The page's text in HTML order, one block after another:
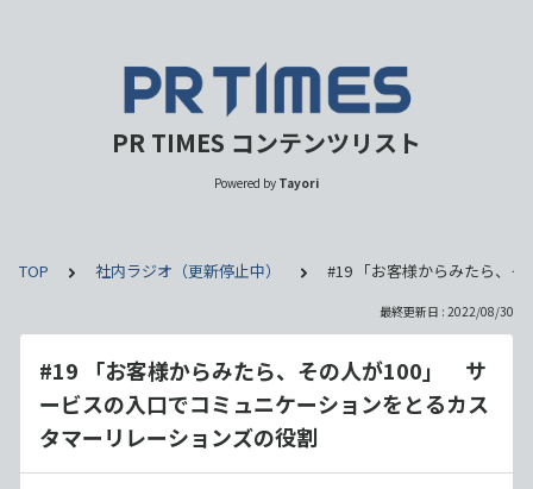
PR TIMES コンテンツリスト
Powered by Tayori
TOP 社内ラジオ（更新停止中） #19 「お客様からみたら、
最終更新日 : 2022/08/30
#19 「お客様からみたら、その人が100」 サ
ービスの入口でコミュニケーションをとるカス
タマーリレーションズの役割